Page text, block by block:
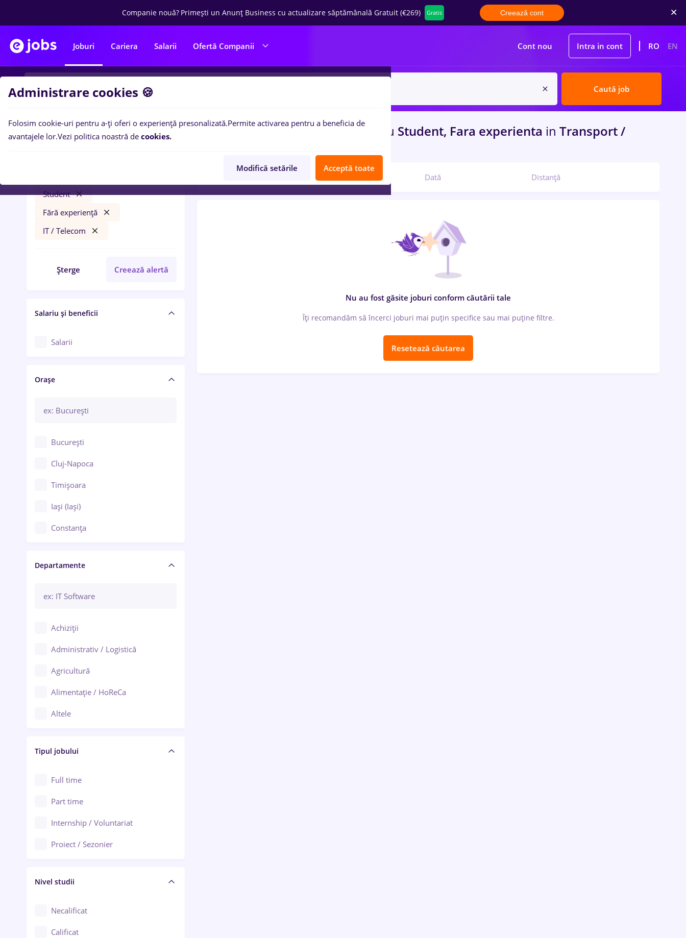
Companie nouă? Primești un Anunț Business cu actualizare săptămânală Gratuit (€269) Gratis Creează cont
Joburi Cariera Salarii Ofertă Companii Cont nou Intra in cont RO EN
Caută job
Filtre
Student
Fără experiență
IT / Telecom
Șterge Creează alertă
Salariu și beneficii
Salarii
Orașe
București
Cluj-Napoca
Timișoara
Iași (Iași)
Constanța
Brașov
Bacău
Galați (Galați)
Ploiești
Arad
Baia Mare
Bârlad
Bistrița (Bistrița-Năsăud)
Departamente
Achiziții
Administrativ / Logistică
Agricultură
Alimentație / HoReCa
Altele
Asigurări
Au pair / Babysitter / Curățenie
Audit / Consultanță
Auto / Echipamente
Automatizări
Cercetare - dezvoltare
Chimie / Biochimie
Confecții / Design vestimentar
Tipul jobului
Full time
Part time
Internship / Voluntariat
Proiect / Sezonier
Nivel studii
Necalificat
Calificat
0locuri de muncahr juniorpentru Student, Fara experienta in Transport /
Relevanță Dată Distanță
Nu au fost găsite joburi conform căutării tale
Îți recomandăm să încerci joburi mai puțin specifice sau mai puține filtre.
Resetează căutarea
Administrare cookies 🍪
Folosim cookie-uri pentru a-ți oferi o experiență presonalizată.Permite activarea pentru a beneficia de
avantajele lor.Vezi politica noastră de cookies.
Modifică setările Acceptă toate